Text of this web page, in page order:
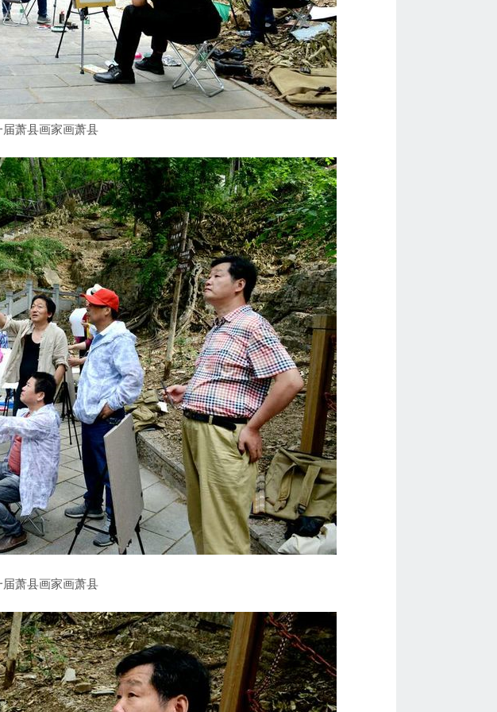
届萧县画家画萧县
届萧县画家画萧县